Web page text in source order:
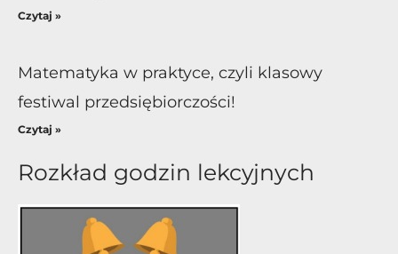
Czytaj »
Matematyka w praktyce, czyli klasowy
festiwal przedsiębiorczości!
Czytaj »
Rozkład godzin lekcyjnych